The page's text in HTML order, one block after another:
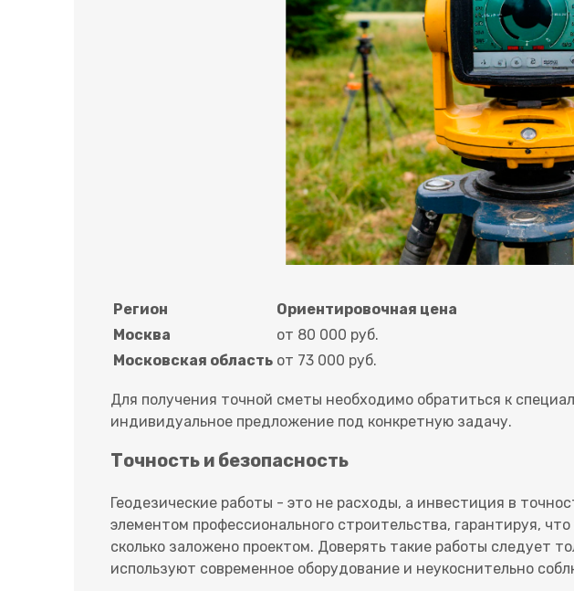
Регион
Ориентировочная цена
Москва
от 80 000 руб.
Московская область от 73 000 руб.
Для получения точной сметы необходимо обратиться к
индивидуальное предложение под конкретную задачу.
Точность и безопасность
Геодезические работы - это не расходы, а инвестиция в
элементом профессионального строительства, гарантируя,
сколько заложено проектом. Доверять такие работы следует
используют современное оборудование и неукоснительно